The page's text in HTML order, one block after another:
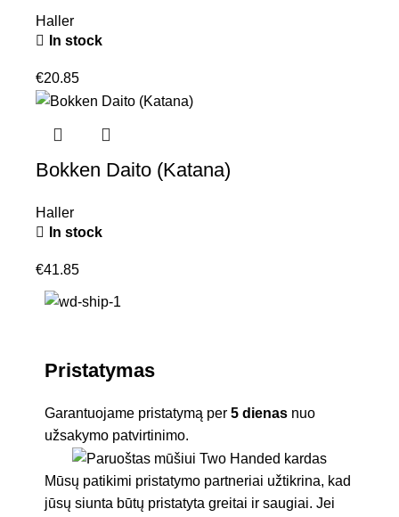
Haller
In stock
€20.85
Bokken Daito (Katana)
Haller
In stock
€41.85
Pristatymas
Garantuojame pristatymą per 5 dienas nuo
užsakymo patvirtinimo.
Mūsų patikimi pristatymo partneriai užtikrina, kad
jūsų siunta būtų pristatyta greitai ir saugiai. Jei